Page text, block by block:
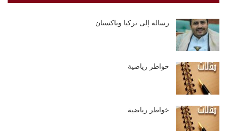
رسالة إلى تركيا وباكستان
خواطر رياضية
خواطر رياضية